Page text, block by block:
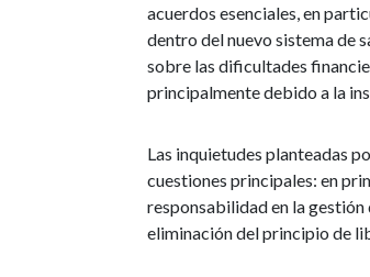
acuerdos esenciales, en
dentro del nuevo sistema de
sobre las dificultades
principalmente debido a la
Las inquietudes planteadas
cuestiones principales: en
responsabilidad en la gestión
eliminación del principio de